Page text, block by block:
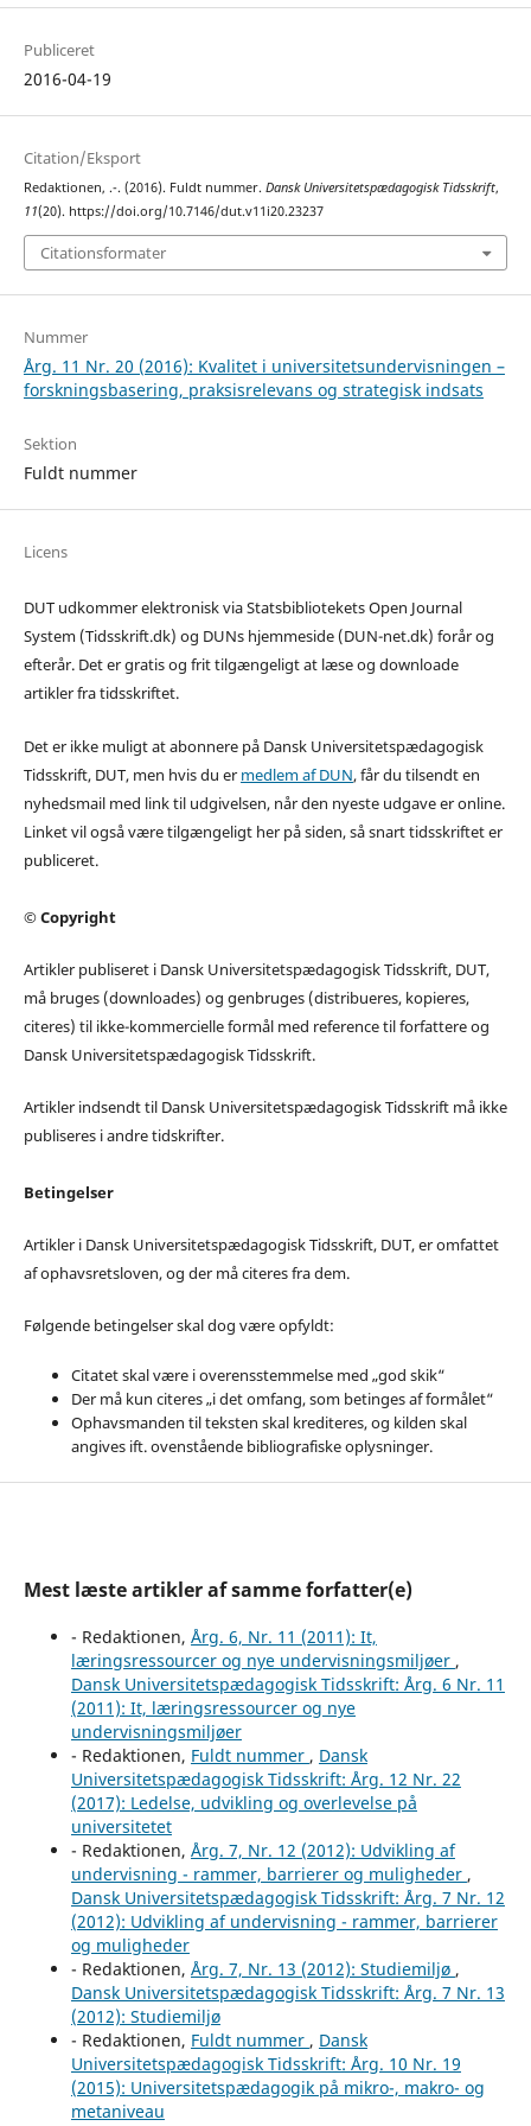
Publiceret
2016-04-19
Citation/Eksport
Redaktionen, .-. (2016). Fuldt nummer. Dansk Universitetspædagogisk Tidsskrift,
11(20). https://doi.org/10.7146/dut.v11i20.23237
Citationsformater
Nummer
Årg. 11 Nr. 20 (2016): Kvalitet i universitetsundervisningen –
forskningsbasering, praksisrelevans og strategisk indsats
Sektion
Fuldt nummer
Licens
DUT udkommer elektronisk via Statsbibliotekets Open Journal
System (Tidsskrift.dk) og DUNs hjemmeside (DUN-net.dk) forår og
efterår. Det er gratis og frit tilgængeligt at læse og downloade
artikler fra tidsskriftet.
Det er ikke muligt at abonnere på Dansk Universitetspædagogisk
Tidsskrift, DUT, men hvis du er medlem af DUN, får du tilsendt en
nyhedsmail med link til udgivelsen, når den nyeste udgave er online.
Linket vil også være tilgængeligt her på siden, så snart tidsskriftet er
publiceret.
© Copyright
Artikler publiseret i Dansk Universitetspædagogisk Tidsskrift, DUT,
må bruges (downloades) og genbruges (distribueres, kopieres,
citeres) til ikke-kommercielle formål med reference til forfattere og
Dansk Universitetspædagogisk Tidsskrift.
Artikler indsendt til Dansk Universitetspædagogisk Tidsskrift må ikke
publiseres i andre tidskrifter.
Betingelser
Artikler i Dansk Universitetspædagogisk Tidsskrift, DUT, er omfattet
af ophavsretsloven, og der må citeres fra dem.
Følgende betingelser skal dog være opfyldt:
Citatet skal være i overensstemmelse med „god skik“
Der må kun citeres „i det omfang, som betinges af formålet“
Ophavsmanden til teksten skal krediteres, og kilden skal
angives ift. ovenstående bibliografiske oplysninger.
Mest læste artikler af samme forfatter(e)
- Redaktionen, Årg. 6, Nr. 11 (2011): It,
læringsressourcer og nye undervisningsmiljøer ,
Dansk Universitetspædagogisk Tidsskrift: Årg. 6 Nr. 11
(2011): It, læringsressourcer og nye
undervisningsmiljøer
- Redaktionen, Fuldt nummer , Dansk
Universitetspædagogisk Tidsskrift: Årg. 12 Nr. 22
(2017): Ledelse, udvikling og overlevelse på
universitetet
- Redaktionen, Årg. 7, Nr. 12 (2012): Udvikling af
undervisning - rammer, barrierer og muligheder ,
Dansk Universitetspædagogisk Tidsskrift: Årg. 7 Nr. 12
(2012): Udvikling af undervisning - rammer, barrierer
og muligheder
- Redaktionen, Årg. 7, Nr. 13 (2012): Studiemiljø ,
Dansk Universitetspædagogisk Tidsskrift: Årg. 7 Nr. 13
(2012): Studiemiljø
- Redaktionen, Fuldt nummer , Dansk
Universitetspædagogisk Tidsskrift: Årg. 10 Nr. 19
(2015): Universitetspædagogik på mikro-, makro- og
metaniveau